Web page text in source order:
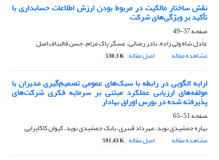
نقش ساختار مالکیت در مربوط بودن ارزش اطلاعات حسابداری با
تأکید بر ویژگی‌های شرکت
صفحه37-49
عادل شاه ولی زاده، نادر رضائی، عسگر پاک مرام، حسن قالیباف اصل
مشاهده مقاله
اصل مقاله 530.3 K
ارایه الگویی در رابطه با سبک‌های عمومی تصمیم‌گیری مدیران با
مولفه‌های ارزیابی عملکرد مبتنی بر سرمایه فکری شرکت‌های
پذیرفته ‌شده در بورس اوراق بهادار
صفحه51-65
بهاره جمشیدی نوید، مهرداد قنبری، بابک جمشیدی نوید، کیوان کاکابرایی
مشاهده مقاله
اصل مقاله 591.43 K